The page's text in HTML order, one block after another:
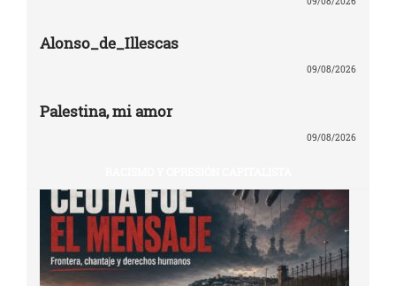
Alonso_de_Illescas
09/08/2026
Palestina, mi amor
09/08/2026